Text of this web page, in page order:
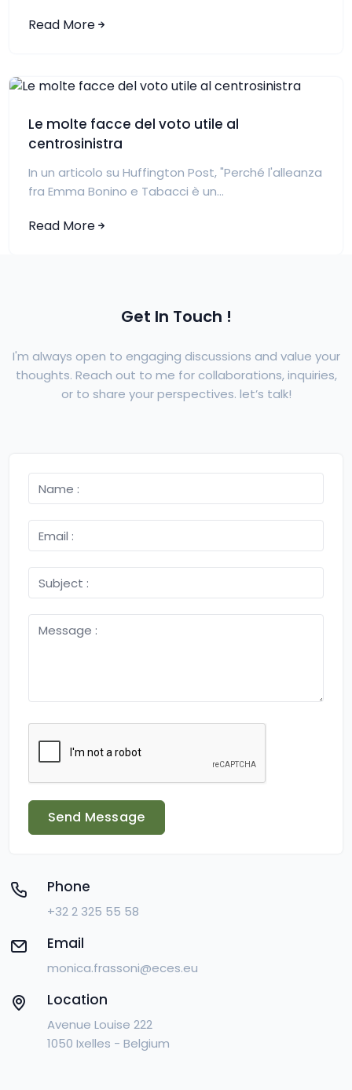
Read More
Le molte facce del voto utile al
centrosinistra
In un articolo su Huffington Post, "Perché l'alleanza
fra Emma Bonino e Tabacci è un...
Read More
Get In Touch !
I'm always open to engaging discussions and value your
thoughts. Reach out to me for collaborations, inquiries,
or to share your perspectives. let’s talk!
Send Message
Phone
+32 2 325 55 58
Email
monica.frassoni@eces.eu
Location
Avenue Louise 222
1050 Ixelles - Belgium